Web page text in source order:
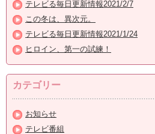
テレビる毎日更新情報2021/2/7
この冬は、異次元。
テレビる毎日更新情報2021/1/24
ヒロイン、第一の試練！
カテゴリー
お知らせ
テレビ番組